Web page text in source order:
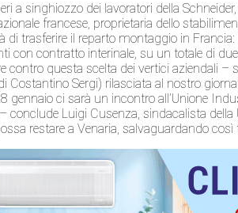
a singhiozzo dei lavoratori della
francese, proprietaria dello
di trasferire il reparto montaggio in
con contratto interinale, su un totale di
contro questa scelta dei vertici aziendali –
Costantino Sergi) rilasciata al nostro
gennaio ci sarà un incontro all’Unione
conclude Luigi Cusenza, sindacalista
restare a Venaria, salvaguardando così